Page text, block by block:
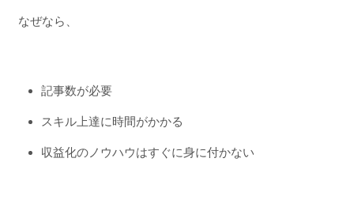
なぜなら、
記事数が必要
スキル上達に時間がかかる
収益化のノウハウはすぐに身に付かない